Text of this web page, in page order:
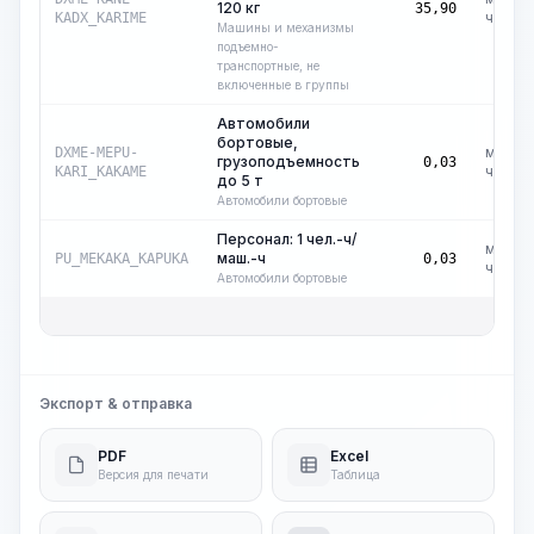
KADX_KARIME
120 кг
Машины и механизмы
подъемно-
транспортные, не
включенные в группы
35,90
ч
DXME-MEPU-
KARI_KAKAME
Автомобили
бортовые,
грузоподъемность
до 5 т
Автомобили бортовые
0,03
маш.-
ч
PU_MEKAKA_KAPUKA
Персонал: 1 чел.-ч/
маш.-ч
Автомобили бортовые
0,03
маш.-
ч
Экспорт & отправка
PDF
Версия для печати
Excel
Таблица